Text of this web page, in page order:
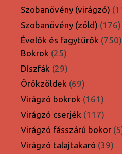
termék
Szobanövény (virágzó)
Szobanövény (zöld) 176
Évelők és fagytűrők 750
Bokrok 2525
termék
Díszfák 2929
termék
Örökzöldek 6969
termék
Virágzó bokrok 161161
Virágzó cserjék 117117
Virágzó fásszárú bokor 5
Virágzó talajtakaró 3939